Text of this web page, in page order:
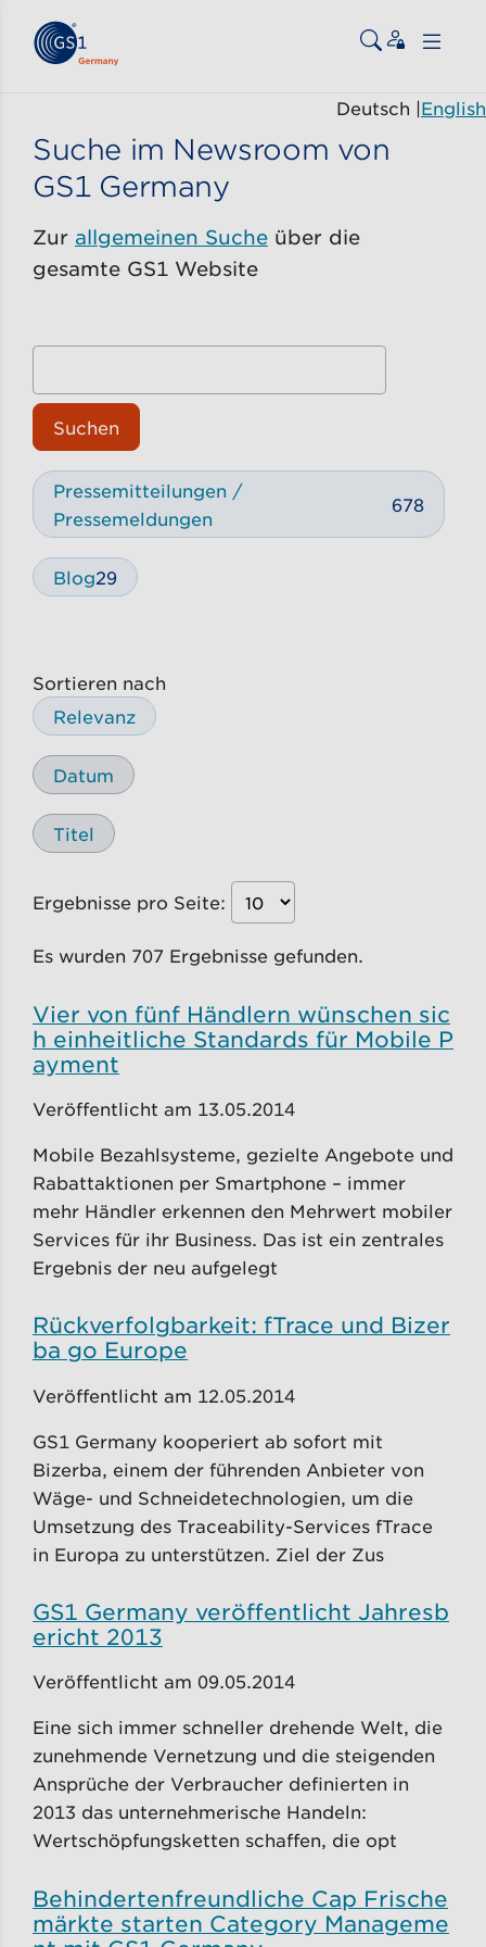
Deutsch |English
Suche im Newsroom von
GS1 Germany
Zur allgemeinen Suche über die
gesamte GS1 Website
Suchen
Pressemitteilungen /
Pressemeldungen
678
Blog29
Sortieren nach
Relevanz
Datum
Titel
Ergebnisse pro Seite:
Es wurden 707 Ergebnisse gefunden.
Vier von fünf Händlern wünschen sic
h einheitliche Standards für Mobile P
ayment
Veröffentlicht am 13.05.2014
Mobile Bezahlsysteme, gezielte Angebote und
Rabattaktionen per Smartphone – immer
mehr Händler erkennen den Mehrwert mobiler
Services für ihr Business. Das ist ein zentrales
Ergebnis der neu aufgelegt
Rückverfolgbarkeit: fTrace und Bizer
ba go Europe
Veröffentlicht am 12.05.2014
GS1 Germany kooperiert ab sofort mit
Bizerba, einem der führenden Anbieter von
Wäge- und Schneidetechnologien, um die
Umsetzung des Traceability-Services fTrace
in Europa zu unterstützen. Ziel der Zus
GS1 Germany veröffentlicht Jahresb
ericht 2013
Veröffentlicht am 09.05.2014
Eine sich immer schneller drehende Welt, die
zunehmende Vernetzung und die steigenden
Ansprüche der Verbraucher definierten in
2013 das unternehmerische Handeln:
Wertschöpfungsketten schaffen, die opt
Behindertenfreundliche Cap Frische
märkte starten Category Manageme